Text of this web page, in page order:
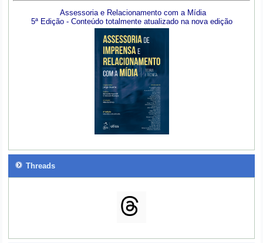
Assessoria e Relacionamento com a Mídia
5ª Edição - Conteúdo totalmente atualizado na nova edição
Threads